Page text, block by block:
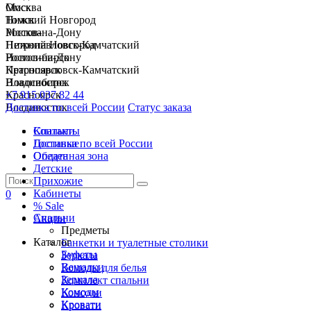
Москва
Нижний Новгород
Ростов-на-Дону
Петропавловск-Камчатский
Новосибирск
Красноярск
Владивосток
+7 915 037 82 44
Доставка по всей России Статус заказа
Спальни
Гостиные
Обеденная зона
Детские
Прихожие
Кабинеты
% Sale
Акции
Каталог
Буфеты
Вешалки
Зеркала
Комоды
Кровати
Омск
Томск
Москва
Нижний Новгород
Ростов-на-Дону
Петропавловск-Камчатский
Новосибирск
Красноярск
Владивосток
Контакты
Доставка по всей России
Оплата
0
Спальни
Предметы
Банкетки и туалетные столики
Зеркала
Комоды для белья
Комплект спальни
Консоли
Кровати